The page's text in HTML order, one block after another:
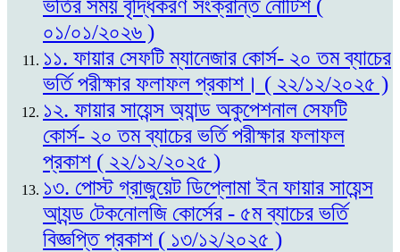
ভর্তির সময় বৃদ্ধিকরণ সংক্রান্ত নোটিশ (
০১/০১/২০২৬ )
১১. ফায়ার সেফটি ম্যানেজার কোর্স- ২০ তম ব্যাচের
ভর্তি পরীক্ষার ফলাফল প্রকাশ। ( ২২/১২/২০২৫ )
১২. ফায়ার সায়েন্স অ্যান্ড অকুপেশনাল সেফটি
কোর্স- ২০ তম ব্যাচের ভর্তি পরীক্ষার ফলাফল
প্রকাশ ( ২২/১২/২০২৫ )
১৩. পোস্ট গ্রাজুয়েট ডিপ্লোমা ইন ফায়ার সায়েন্স
আ্যন্ড টেকনোলজি কোর্সের - ৫ম ব্যাচের ভর্তি
বিজ্ঞপ্তি প্রকাশ ( ১৩/১২/২০২৫ )